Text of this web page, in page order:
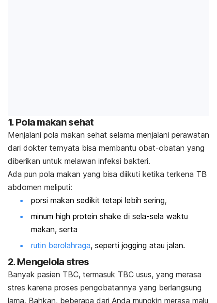
1. Pola makan sehat
Menjalani pola makan sehat selama menjalani perawatan
dari dokter ternyata bisa membantu obat-obatan yang
diberikan untuk melawan infeksi bakteri.
Ada pun pola makan yang bisa diikuti ketika terkena TB
abdomen meliputi:
porsi makan sedikit tetapi lebih sering,
minum high protein shake di sela-sela waktu
makan, serta
rutin berolahraga, seperti jogging atau jalan.
2. Mengelola stres
Banyak pasien TBC, termasuk TBC usus, yang merasa
stres karena proses pengobatannya yang berlangsung
lama. Bahkan, beberapa dari Anda mungkin merasa malu